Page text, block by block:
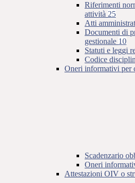
Riferimenti
attività 25
Atti
Documenti di
gestionale 10
Statuti e leggi
Codice
Oneri informativi per
Scadenzario
Oneri
Attestazioni OIV o